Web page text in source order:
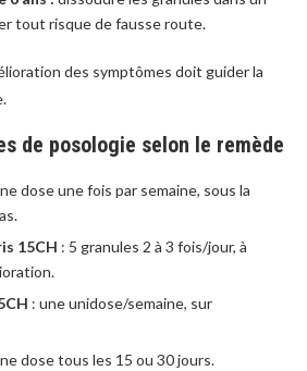
tout risque de fausse route.
des symptômes doit guider la
de posologie selon le remède
dose une fois par semaine, sous la
15CH : 5 granules 2 à 3 fois/jour, à
: une unidose/semaine, sur
dose tous les 15 ou 30 jours.